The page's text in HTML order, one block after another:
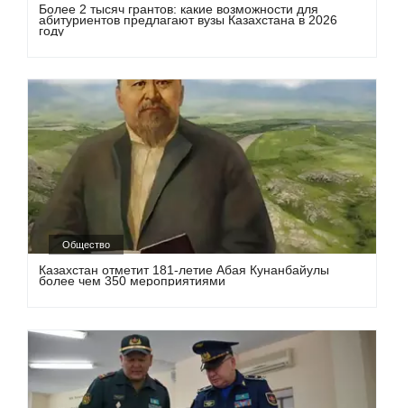
Более 2 тысяч грантов: какие возможности для
абитуриентов предлагают вузы Казахстана в 2026
году
Общество
Казахстан отметит 181-летие Абая Кунанбайулы
более чем 350 мероприятиями